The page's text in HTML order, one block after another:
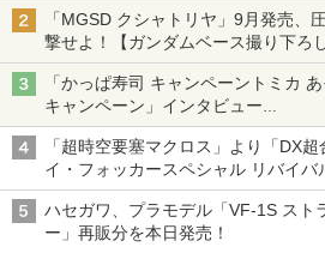
「MGSD クシャトリヤ」9月発売、
撃せよ！【ガンダムベース撮り下ろし
「かっぱ寿司 キャンペーントミカ
キャンペーン」インタビュー
子どもが楽しめるかっぱ寿司ならで
追求
「超時空要塞マクロス」より「DX
イ・フォッカースペシャル リバイバ
ハセガワ、プラモデル「VF-1S スト
ー」再販分を本日発売！